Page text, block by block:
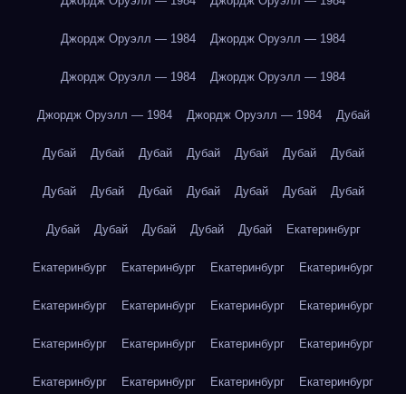
Джордж Оруэлл — 1984 Джордж Оруэлл — 1984
Джордж Оруэлл — 1984 Джордж Оруэлл — 1984
Джордж Оруэлл — 1984 Джордж Оруэлл — 1984 Дубай
Дубай Дубай Дубай Дубай Дубай Дубай Дубай
Дубай Дубай Дубай Дубай Дубай Дубай Дубай
Дубай Дубай Дубай Дубай Дубай Екатеринбург
Екатеринбург Екатеринбург Екатеринбург Екатеринбург
Екатеринбург Екатеринбург Екатеринбург Екатеринбург
Екатеринбург Екатеринбург Екатеринбург Екатеринбург
Екатеринбург Екатеринбург Екатеринбург Екатеринбург